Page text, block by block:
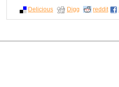
Delicious Digg reddit